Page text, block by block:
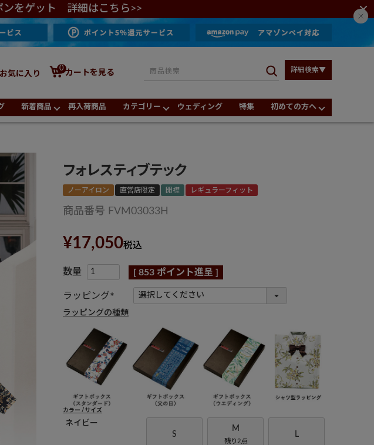
ンをゲット 詳細はこちら>>
お気に入り
0
カートを見る 詳細検索▼
新着商品 再入荷商品 カテゴリー ウェディング 特集 初めての方へ
フォレスティブテック
ノーアイロン 直営店限定 開襟 レギュラーフィット
商品番号 FVM03033H
¥17,050税込
[ 853 ポイント進呈 ]
ラッピング
(
須
)
ラッピングの種類
カラー サイズ
ネイビー
S
M
残り2点
L